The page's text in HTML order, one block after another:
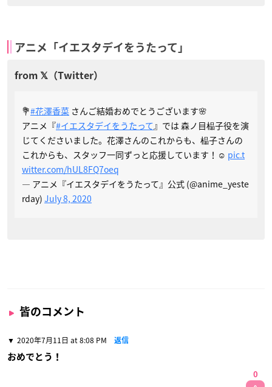
アニメ「イエスタデイをうたって」
💐#花澤香菜 さんご結婚おめでとうございます🌸
アニメ『#イエスタデイをうたって』では 森ノ目榀子役を演
じてくださいました。花澤さんのこれからも、榀子さんの
これからも、スタッフ一同ずっと応援しています！☺️ pic.t
witter.com/hUL8FQ7oeq
— アニメ『イエスタデイをうたって』公式 (@anime_yeste
rday) July 8, 2020
皆のコメント
2020年7月11日 at 8:08 PM 返信
おめでとう！
0